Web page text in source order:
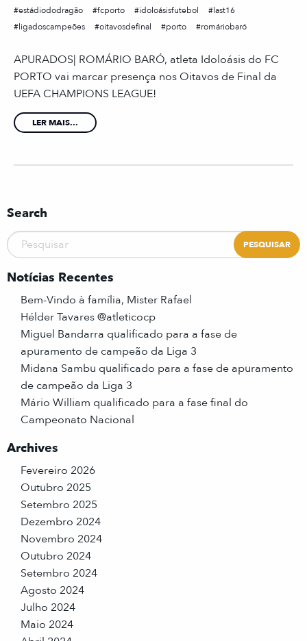
estádiododragão
fcporto idoloásisfutebol
last16
ligadoscampeões
oitavosdefinal porto romáriobaró
APURADOS| ROMÁRIO BARÓ, atleta Idoloásis do FC
PORTO vai marcar presença nos Oitavos de Final da
UEFA CHAMPIONS LEAGUE!⠀⠀
LER MAIS...
Search
Notícias Recentes
Bem-Vindo à família, Mister Rafael
Hélder Tavares @atleticocp
Miguel Bandarra qualificado para a fase de
apuramento de campeão da Liga 3
Midana Sambu qualificado para a fase de apuramento
de campeão da Liga 3
Mário William qualificado para a fase final do
Campeonato Nacional
Archives
Fevereiro 2026
Outubro 2025
Setembro 2025
Dezembro 2024
Novembro 2024
Outubro 2024
Setembro 2024
Agosto 2024
Julho 2024
Maio 2024